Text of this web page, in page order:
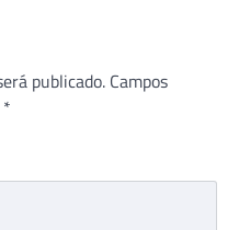
publicado. Campos
*